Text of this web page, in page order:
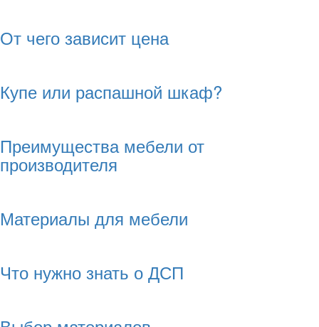
От чего зависит цена
Купе или распашной шкаф?
Преимущества мебели от
производителя
Материалы для мебели
Что нужно знать о ДСП